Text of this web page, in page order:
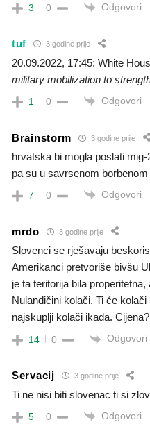
3 0 Odgovori
tuf 3 godine prije
20.09.2022, 17:45: White
military mobilization to
1 0 Odgovori
Brainstorm 3 godine prije
hrvatska bi mogla poslati
pa su u savrsenom borbenom
7 0 Odgovori
mrdo 3 godine prije
Slovenci se rješavaju
Amerikanci pretvoriše bivšu
je ta teritorija bila
Nulandičini kolači. Ti će
najskuplji kolači ikada.
14 0 Odgovori
Servacij 3 godine prije
Ti ne nisi biti slovenac ti si
5 0 Odgovori